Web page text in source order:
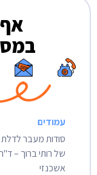
עמודים
סודות מעבר לדלת
של רותי ברוך –
אשכנזי